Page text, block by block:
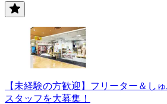
【未経験の方歓迎】フリーター＆し
スタッフを大募集！